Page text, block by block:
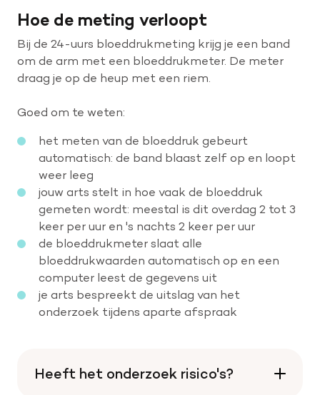
Hoe de meting verloopt
Bij de 24-uurs bloeddrukmeting krijg je een band
om de arm met een bloeddrukmeter. De meter
draag je op de heup met een riem.
Goed om te weten:
het meten van de bloeddruk gebeurt
automatisch: de band blaast zelf op en loopt
weer leeg
jouw arts stelt in hoe vaak de bloeddruk
gemeten wordt: meestal is dit overdag 2 tot 3
keer per uur en 's nachts 2 keer per uur
de bloeddrukmeter slaat alle
bloeddrukwaarden automatisch op en een
computer leest de gegevens uit
je arts bespreekt de uitslag van het
onderzoek tijdens aparte afspraak
Heeft het onderzoek risico's?